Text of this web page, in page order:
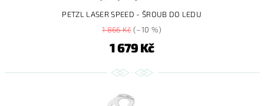
PETZL LASER SPEED - ŠROUB DO LEDU
1 866 Kč(–10 %)
1 679 Kč